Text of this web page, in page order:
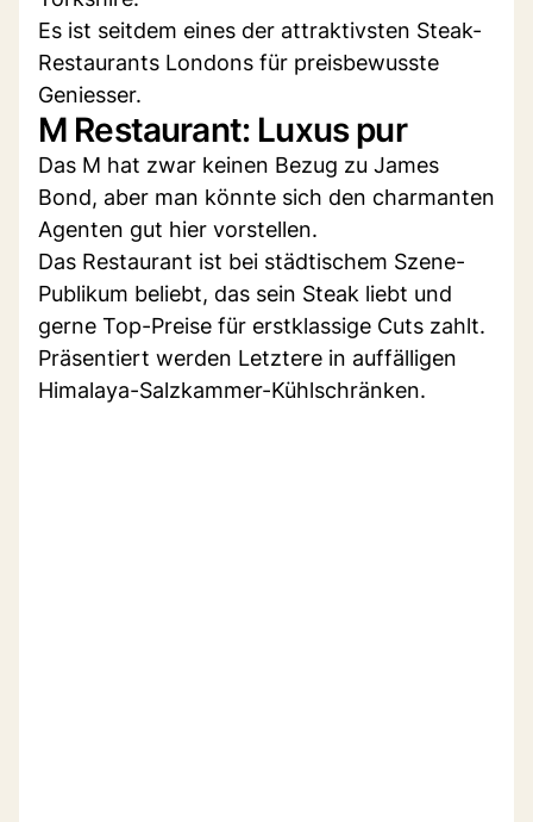
Es ist seitdem eines der attraktivsten Steak-
Restaurants Londons für preisbewusste
Geniesser.
M Restaurant: Luxus pur
Das M hat zwar keinen Bezug zu James
Bond, aber man könnte sich den charmanten
Agenten gut hier vorstellen.
Das Restaurant ist bei städtischem Szene-
Publikum beliebt, das sein Steak liebt und
gerne Top-Preise für erstklassige Cuts zahlt.
Präsentiert werden Letztere in auffälligen
Himalaya-Salzkammer-Kühlschränken.